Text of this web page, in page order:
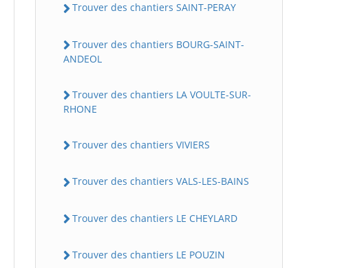
Trouver des chantiers SAINT-PERAY
Trouver des chantiers BOURG-SAINT-
ANDEOL
Trouver des chantiers LA VOULTE-SUR-
RHONE
Trouver des chantiers VIVIERS
Trouver des chantiers VALS-LES-BAINS
Trouver des chantiers LE CHEYLARD
Trouver des chantiers LE POUZIN